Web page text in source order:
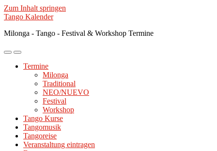
Zum Inhalt springen
Tango Kalender
Milonga - Tango - Festival & Workshop Termine
Mobile-
ein-/ausblenden
Suchfeld
ein-/ausblenden
Termine
Milonga
Traditional
NEO/NUEVO
Festival
Workshop
Tango Kurse
Tangomusik
Tangoreise
Veranstaltung eintragen